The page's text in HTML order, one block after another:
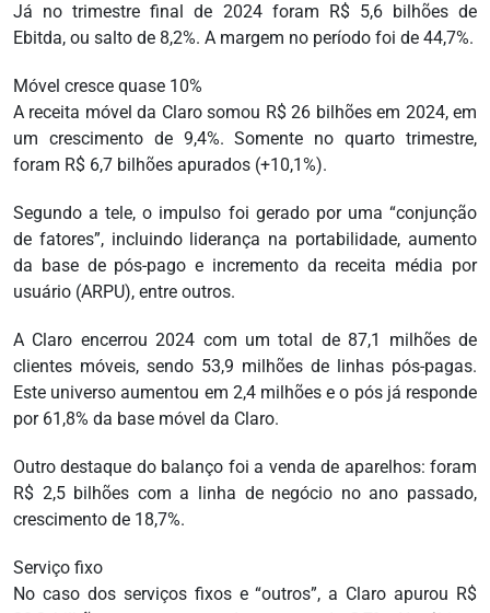
Já no trimestre final de 2024 foram R$ 5,6 bilhões de
Ebitda, ou salto de 8,2%. A margem no período foi de 44,7%.
Móvel cresce quase 10%
A receita móvel da Claro somou R$ 26 bilhões em 2024, em
um crescimento de 9,4%. Somente no quarto trimestre,
foram R$ 6,7 bilhões apurados (+10,1%).
Segundo a tele, o impulso foi gerado por uma “conjunção
de fatores”, incluindo liderança na portabilidade, aumento
da base de pós-pago e incremento da receita média por
usuário (ARPU), entre outros.
A Claro encerrou 2024 com um total de 87,1 milhões de
clientes móveis, sendo 53,9 milhões de linhas pós-pagas.
Este universo aumentou em 2,4 milhões e o pós já responde
por 61,8% da base móvel da Claro.
Outro destaque do balanço foi a venda de aparelhos: foram
R$ 2,5 bilhões com a linha de negócio no ano passado,
crescimento de 18,7%.
Serviço fixo
No caso dos serviços fixos e “outros”, a Claro apurou R$